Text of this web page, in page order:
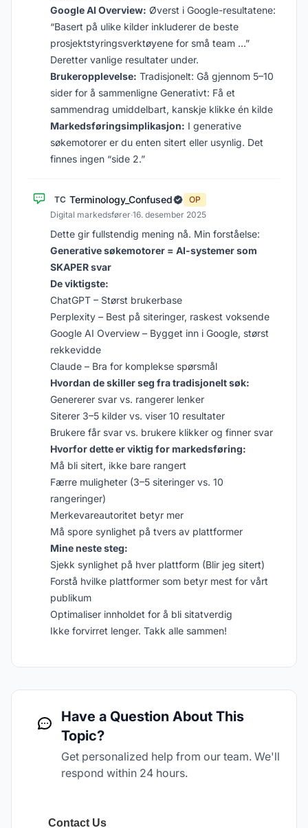
Google AI Overview: Øverst i Google-resultatene:
“Basert på ulike kilder inkluderer de beste
prosjektstyringsverktøyene for små team …”
Deretter vanlige resultater under.
Brukeropplevelse: Tradisjonelt: Gå gjennom 5–10
sider for å sammenligne Generativt: Få et
sammendrag umiddelbart, kanskje klikke én kilde
Markedsføringsimplikasjon: I generative
søkemotorer er du enten sitert eller usynlig. Det
finnes ingen “side 2.”
TC Terminology_Confused
OP
Digital markedsfører·16. desember 2025
Dette gir fullstendig mening nå. Min forståelse:
Generative søkemotorer = AI-systemer som
SKAPER svar
De viktigste:
ChatGPT – Størst brukerbase
Perplexity – Best på siteringer, raskest voksende
Google AI Overview – Bygget inn i Google, størst
rekkevidde
Claude – Bra for komplekse spørsmål
Hvordan de skiller seg fra tradisjonelt søk:
Genererer svar vs. rangerer lenker
Siterer 3–5 kilder vs. viser 10 resultater
Brukere får svar vs. brukere klikker og finner svar
Hvorfor dette er viktig for markedsføring:
Må bli sitert, ikke bare rangert
Færre muligheter (3–5 siteringer vs. 10
rangeringer)
Merkevareautoritet betyr mer
Må spore synlighet på tvers av plattformer
Mine neste steg:
Sjekk synlighet på hver plattform (Blir jeg sitert)
Forstå hvilke plattformer som betyr mest for vårt
publikum
Optimaliser innholdet for å bli sitatverdig
Ikke forvirret lenger. Takk alle sammen!
Have a Question About This
Topic?
Get personalized help from our team. We'll
respond within 24 hours.